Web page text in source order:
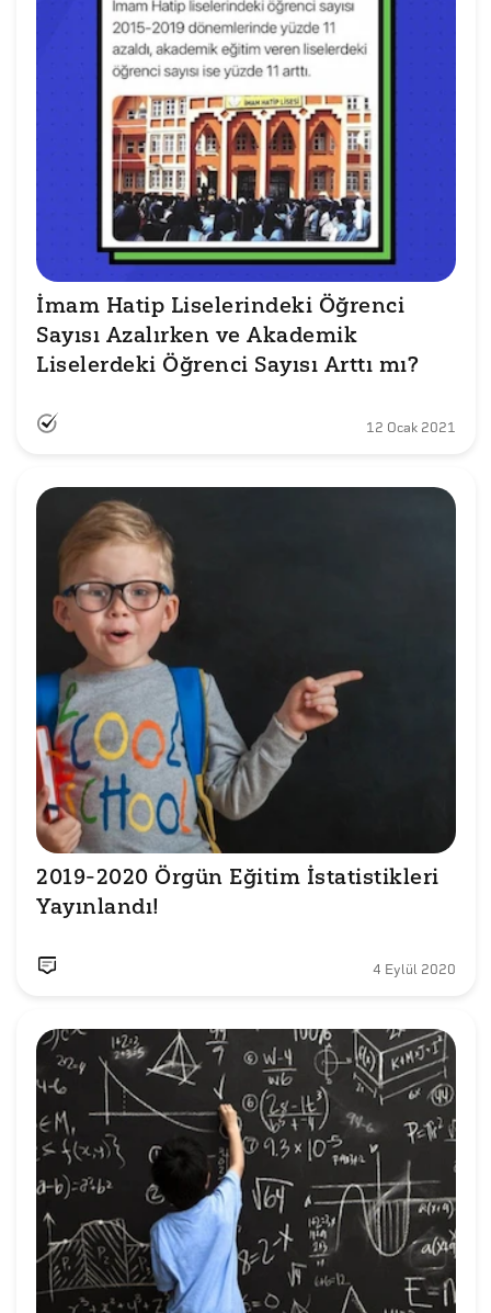
İmam Hatip Liselerindeki Öğrenci
Sayısı Azalırken ve Akademik
Liselerdeki Öğrenci Sayısı Arttı mı?
12 Ocak 2021
2019-2020 Örgün Eğitim İstatistikleri
Yayınlandı!
4 Eylül 2020